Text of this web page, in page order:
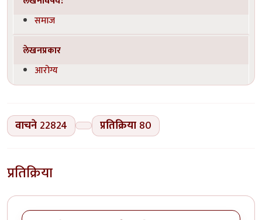
समाज
लेखनप्रकार
आरोग्य
वाचने 22824 प्रतिक्रिया 80
प्रतिक्रिया